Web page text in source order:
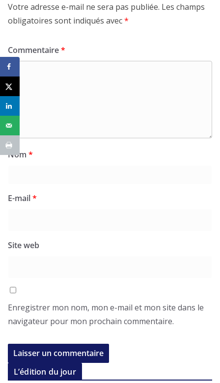
Votre adresse e-mail ne sera pas publiée. Les champs
obligatoires sont indiqués avec*
Commentaire*
Nom *
E-mail*
Site web
Enregistrer mon nom, mon e-mail et mon site dans le
navigateur pour mon prochain commentaire.
L’édition du jour